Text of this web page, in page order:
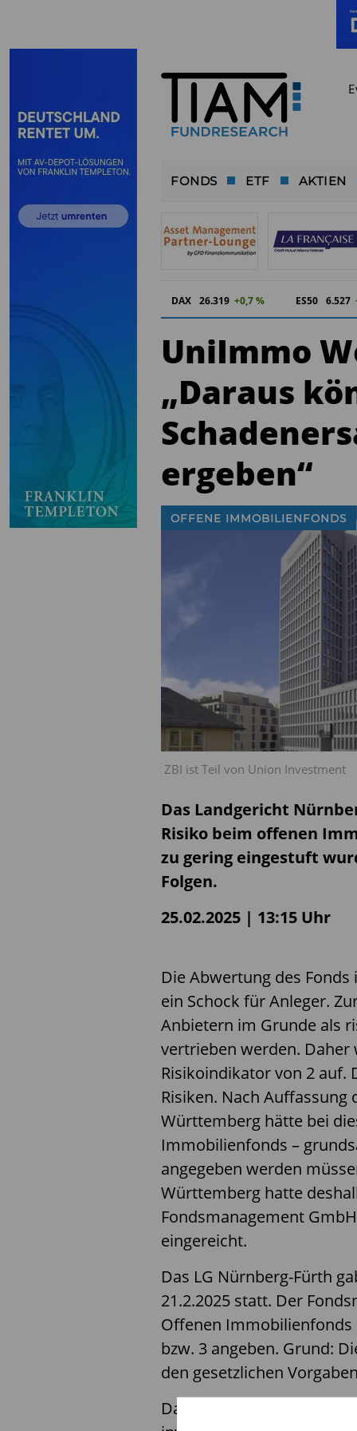
FONDS ETF AKTIEN
DAX 26.319 +0,7 % ES50 6.527
UniImmo
„Daraus
ergeben“
ZBI ist Teil von Union Investment
OFFENE IMMOBILIENFONDS
Das Landgericht
Risiko beim offenen
zu gering eingestuft
Folgen.
25.02.2025 | 13:15 Uhr
Die Abwertung des
ein Schock für Anleger.
Anbietern im Grunde als
vertrieben werden. Daher
Risikoindikator von 2 auf.
Risiken. Nach
Württemberg hätte bei
Immobilienfonds –
angegeben werden
Württemberg hatte
Fondsmanagement
eingereicht.
Das LG Nürnberg-Fürth
21.2.2025 statt. Der
Offenen
bzw. 3 angeben. Grund:
den gesetzlichen
Das Gericht erklärte, dass